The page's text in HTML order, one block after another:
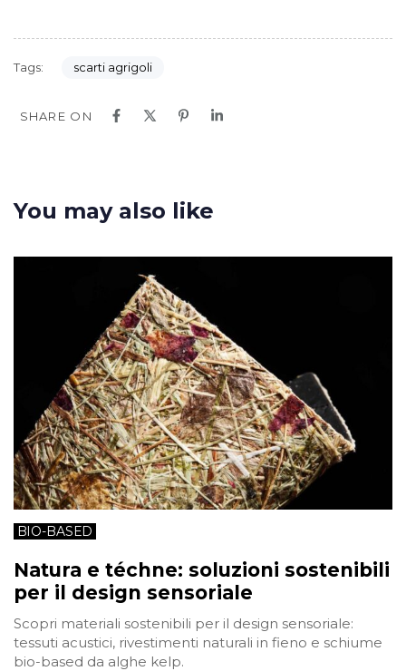
Tags: scarti agrigoli
SHARE ON
You may also like
BIO-BASED
Natura e téchne: soluzioni sostenibili
per il design sensoriale
Scopri materiali sostenibili per il design sensoriale:
tessuti acustici, rivestimenti naturali in fieno e schiume
bio-based da alghe kelp.